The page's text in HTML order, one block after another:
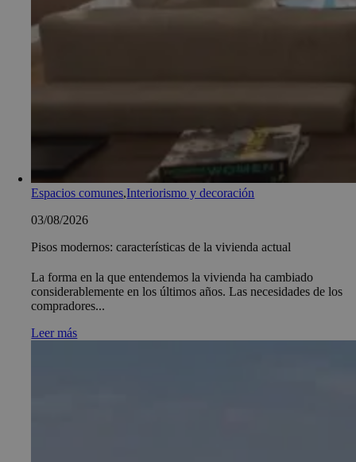
Espacios comunes,Interiorismo y decoración
03/08/2026
Pisos modernos: características de la vivienda actual
La forma en la que entendemos la vivienda ha cambiado
considerablemente en los últimos años. Las necesidades de los
compradores...
Leer más